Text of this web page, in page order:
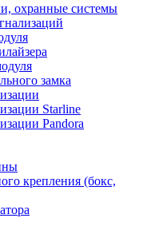
охранные системы
замка
Starline
Pandora
крепления (бокс,